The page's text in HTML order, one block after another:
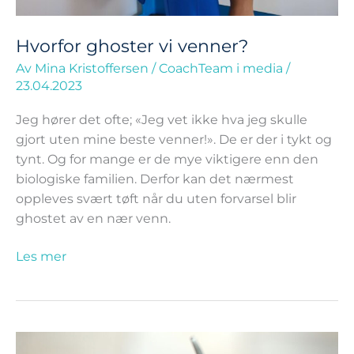
Hvorfor ghoster vi venner?
Av Mina Kristoffersen /CoachTeam i media /
23.04.2023
Jeg hører det ofte; «Jeg vet ikke hva jeg skulle
gjort uten mine beste venner!». De er der i tykt og
tynt. Og for mange er de mye viktigere enn den
biologiske familien. Derfor kan det nærmest
oppleves svært tøft når du uten forvarsel blir
ghostet av en nær venn.
Les mer